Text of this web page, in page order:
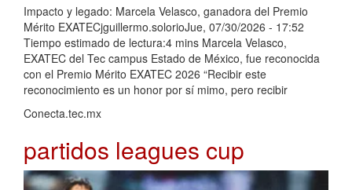
Impacto y legado: Marcela Velasco, ganadora del Premio
Mérito EXATECjguillermo.solorioJue, 07/30/2026 - 17:52
Tiempo estimado de lectura:4 mins Marcela Velasco,
EXATEC del Tec campus Estado de México, fue reconocida
con el Premio Mérito EXATEC 2026 “Recibir este
reconocimiento es un honor por sí mimo, pero recibir
Conecta.tec.mx
partidos leagues cup